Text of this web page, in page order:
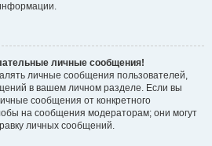
личные сообщения!
личные сообщения пользователей,
в вашем личном разделе. Если вы
сообщения от конкретного
на сообщения модераторам; они могут
личных сообщений.